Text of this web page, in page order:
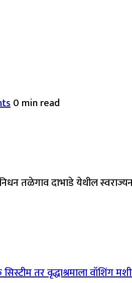
0 min read
तळेगाव दाभाडे येथील